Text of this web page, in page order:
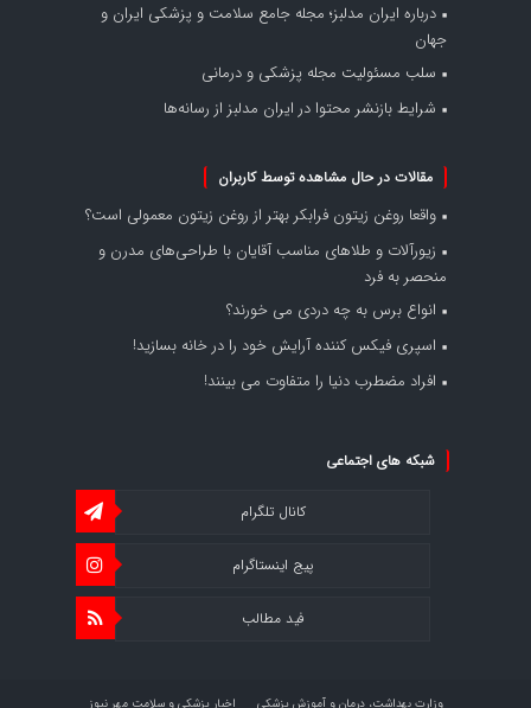
درباره ایران مدلبز؛ مجله جامع سلامت و پزشکی ایران و
جهان
سلب مسئولیت مجله پزشکی و درمانی
شرایط بازنشر محتوا در ایران مدلبز از رسانه‌ها
مقالات در حال مشاهده توسط کاربران
واقعا روغن زیتون فرابکر بهتر از روغن زیتون معمولی است؟
زیورآلات و طلاهای مناسب آقایان با طراحی‌های مدرن و
منحصر به فرد
انواع برس به چه دردی می خورند؟
اسپری فیکس کننده آرایش خود را در خانه بسازید!
افراد مضطرب دنیا را متفاوت می بینند!
شبکه های اجتماعی
کانال تلگرام
پیج اینستاگرام
فید مطالب
وزارت بهداشت، درمان و آموزش پزشکی اخبار پزشکی و سلامت مهر نیوز